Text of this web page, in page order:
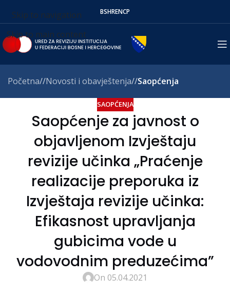
Skip to navigation
Skip to main content
BSHRENСР
Početna/ Novosti i obavještenja/ Saopćenja
SAOPĆENJA
Saopćenje za javnost o
objavljenom Izvještaju
revizije učinka „Praćenje
realizacije preporuka iz
Izvještaja revizije učinka:
Efikasnost upravljanja
gubicima vode u
vodovodnim preduzećima”
On 05.04.2021